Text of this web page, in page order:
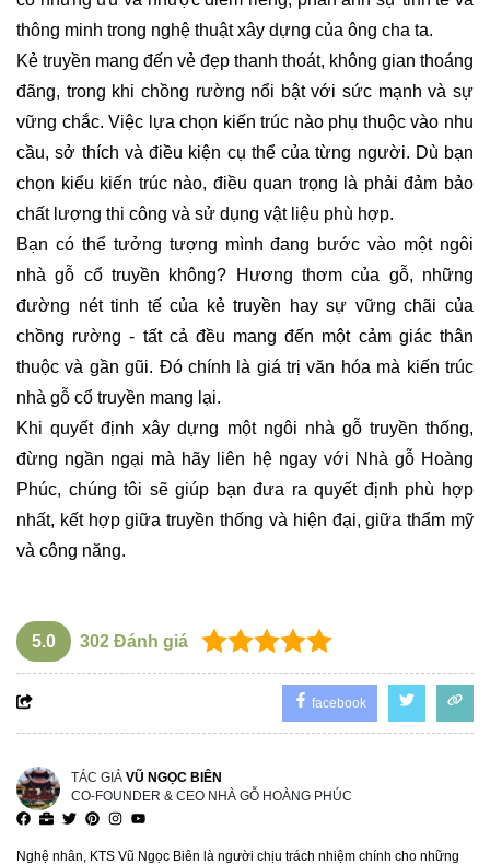
thông minh trong nghệ thuật xây dựng của ông cha ta.
Kẻ truyền mang đến vẻ đẹp thanh thoát, không gian thoáng
đãng, trong khi chồng rường nổi bật với sức mạnh và sự
vững chắc. Việc lựa chọn kiến trúc nào phụ thuộc vào nhu
cầu, sở thích và điều kiện cụ thể của từng người. Dù bạn
chọn kiểu kiến trúc nào, điều quan trọng là phải đảm bảo
chất lượng thi công và sử dụng vật liệu phù hợp.
Bạn có thể tưởng tượng mình đang bước vào một ngôi
nhà gỗ cổ truyền không? Hương thơm của gỗ, những
đường nét tinh tế của kẻ truyền hay sự vững chãi của
chồng rường - tất cả đều mang đến một cảm giác thân
thuộc và gần gũi. Đó chính là giá trị văn hóa mà kiến trúc
nhà gỗ cổ truyền mang lại.
Khi quyết định xây dựng một ngôi nhà gỗ truyền thống,
đừng ngần ngại mà hãy liên hệ ngay với Nhà gỗ Hoàng
Phúc, chúng tôi sẽ giúp bạn đưa ra quyết định phù hợp
nhất, kết hợp giữa truyền thống và hiện đại, giữa thẩm mỹ
và công năng.
5.0 302 Đánh giá
facebook
TÁC GIẢ VŨ NGỌC BIÊN
CO-FOUNDER & CEO NHÀ GỖ HOÀNG PHÚC
Nghệ nhân, KTS Vũ Ngọc Biên là người chịu trách nhiệm chính cho những